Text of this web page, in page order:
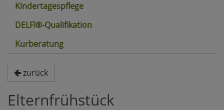
Kindertagespflege
DELFI®-Qualifikation
Kurberatung
zurück
Elternfrühstück